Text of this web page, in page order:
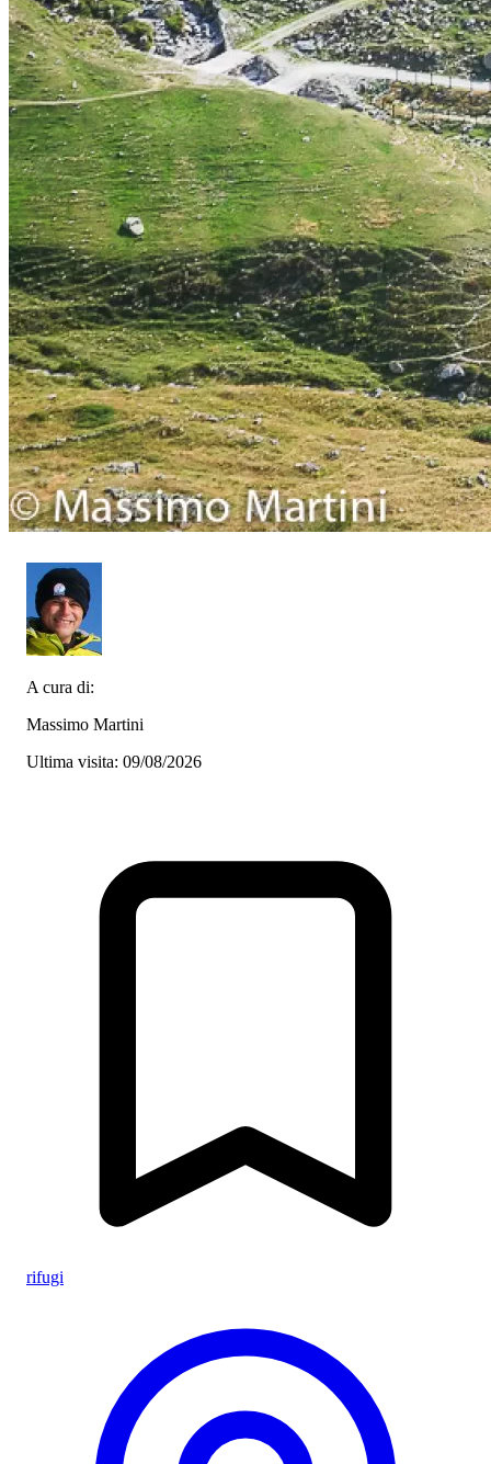
A cura di:
Massimo Martini
Ultima visita: 09/08/2026
rifugi